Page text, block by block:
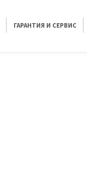
ГАРАНТИЯ И СЕРВИС